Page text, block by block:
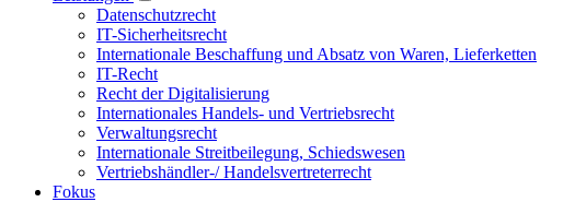
Datenschutzrecht
IT-Sicherheitsrecht
Internationale Beschaffung und Absatz von Waren, Lieferketten
IT-Recht
Recht der Digitalisierung
Internationales Handels- und Vertriebsrecht
Verwaltungsrecht
Internationale Streitbeilegung, Schiedswesen
Vertriebshändler-/ Handelsvertreterrecht
Fokus